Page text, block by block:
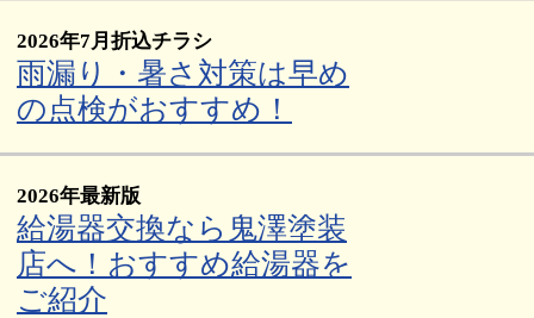
2026年7月折込チラシ
雨漏り・暑さ対策は早め
の点検がおすすめ！
2026年最新版
給湯器交換なら鬼澤塗装
店へ！おすすめ給湯器を
ご紹介